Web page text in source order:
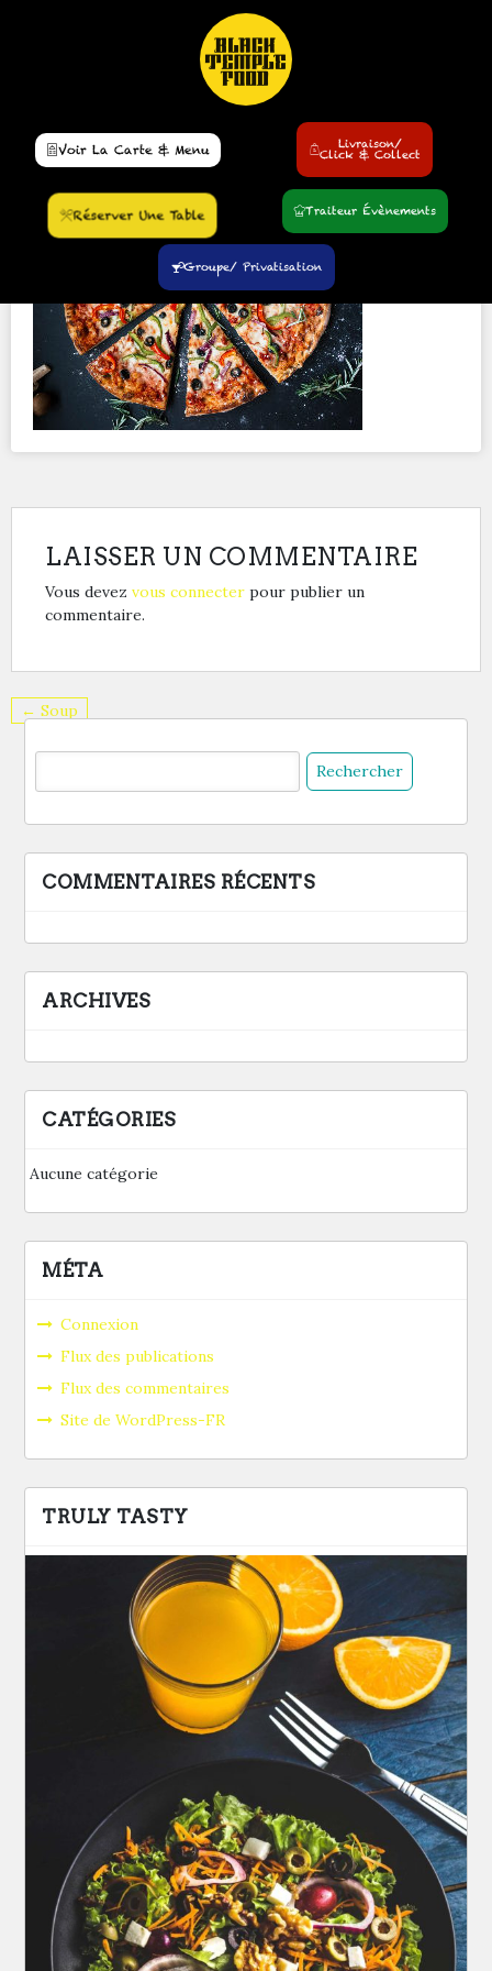
Voir La Carte & Menu Livraison/
Click & Collect
Réserver Une Table Traiteur Évènements
Groupe/ Privatisation
5BADCUBZS9
8 juillet 2019
LAISSER UN COMMENTAIRE
Vous devez vous connecter pour publier un
commentaire.
← Soup
COMMENTAIRES RÉCENTS
ARCHIVES
CATÉGORIES
Aucune catégorie
MÉTA
Connexion
Flux des publications
Flux des commentaires
Site de WordPress-FR
TRULY TASTY